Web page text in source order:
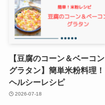
【豆腐のコーン＆ベーコン
グラタン】簡単米粉料理！
ヘルシーレシピ
2026-07-18